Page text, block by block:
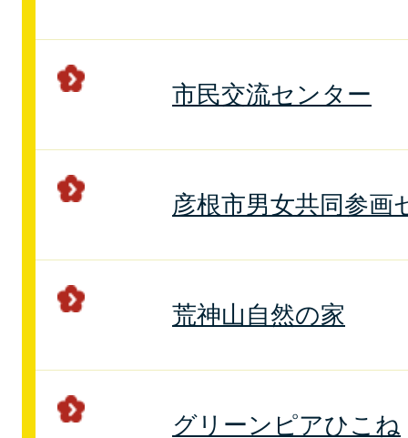
市民交流センター
彦根市男女共同参画
荒神山自然の家
グリーンピアひこね